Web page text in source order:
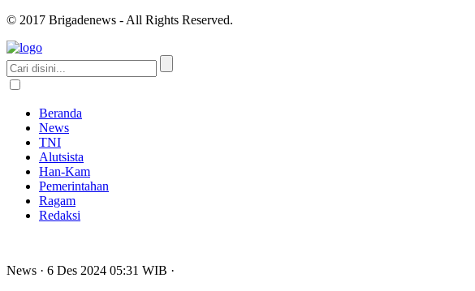
© 2017 Brigadenews - All Rights Reserved.
Beranda
News
TNI
Alutsista
Han-Kam
Pemerintahan
Ragam
Redaksi
News · 6 Des 2024 05:31 WIB ·